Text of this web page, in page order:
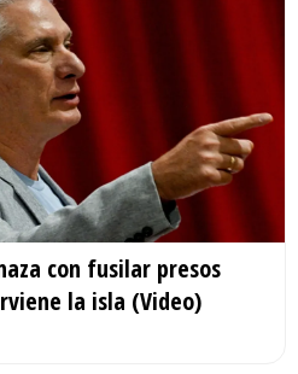
con fusilar presos
la isla (Video)